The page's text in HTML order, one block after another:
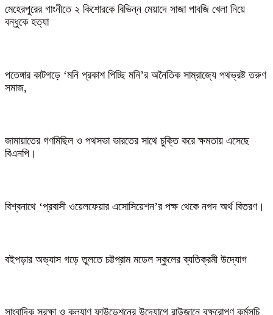
মেহেরপুরের গাংনীতে ২ কিশোরকে বিভিন্ন মেয়াদে সাজা পাবজি খেলা নিয়ে
বন্ধুকে হত্যা
পতেঙ্গার কাটগড়ে ‘মনি প্রকাশ পিচ্ছি মনি’র অনৈতিক সাম্রাজ্যে পথভ্রষ্ট তরুণ
সমাজ,
জামায়াতের গণমিছিল ও পথসভা ভারতের সাথে চুক্তি করে ক্ষমতায় এসেছে
বিএনপি।
বিশ্বনাথে ‘প্রবাসী ওয়েলফেয়ার এসোসিয়েশন’র পক্ষ থেকে নগদ অর্থ বিতরণ।
বইপড়ার অভ্যাস গড়ে তুলতে চট্টগ্রাম মডেল স্কুলের ব্যতিক্রমী উদ্যোগ
সাংবাদিক সুরক্ষা ও কল্যাণ ফাউন্ডেশনের উদ্যোগে রাউজানে বৃক্ষরোপণ কর্মসূচি